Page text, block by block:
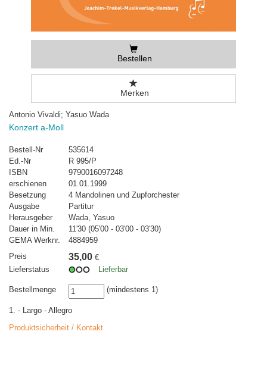
Bestellen
Merken
Antonio Vivaldi; Yasuo Wada
Konzert a-Moll
Bestell-Nr
535614
Ed.-Nr
R 995/P
ISBN
9790016097248
erschienen
01.01.1999
Besetzung
4 Mandolinen und Zupforchester
Ausgabe
Partitur
Herausgeber
Wada, Yasuo
Dauer in Min.
11'30 (05'00 - 03'00 - 03'30)
GEMA Werknr.
4884959
Preis
35,00 €
Lieferstatus
Lieferbar
Bestellmenge (mindestens 1)
1. - Largo - Allegro
Produktsicherheit / Kontakt